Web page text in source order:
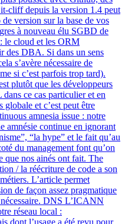
cliff depuis la version 1.4 peut
version sur la base de vos
à nouveau élu SGBD de
le cloud et les ORM
des DBA. Si dans un sens
s’avère nécessaire de
si c’est parfois trop tard).
plutôt que les développeurs
ce cas particulier et en
et c’est peut être
amnesia issue : notre
amnésie continue en ignorant
“la hype” et le fait qu’au
du management font qu’on
que nos ainés ont fait. The
/ la réécriture de code a son
L’article permet
de façon assez pragmatique
DNS L’ICANN
réseau local :